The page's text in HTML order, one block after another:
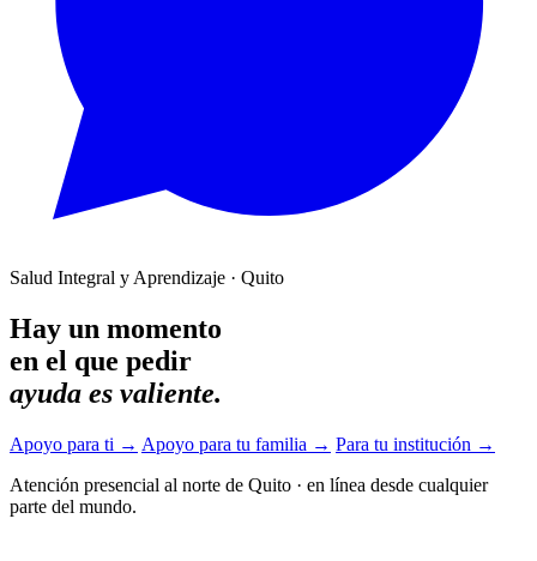
Salud Integral y Aprendizaje · Quito
Hay un momento
en el que pedir
ayuda es valiente.
Apoyo para ti → Apoyo para tu familia → Para tu institución →
Atención presencial al norte de Quito · en línea desde cualquier
parte del mundo.